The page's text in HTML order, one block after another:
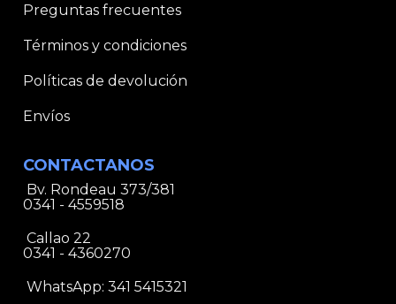
Preguntas frecuentes
Términos y condiciones
Políticas de devolución
Envíos
CONTACTANOS
Bv. Rondeau 373/381
0341 - 4559518
Callao 22
0341 - 4360270
WhatsApp: 341 5415321